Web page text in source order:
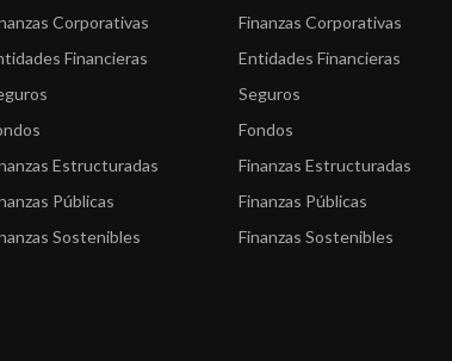
Corporativas
Financieras
Estructuradas
Públicas
Sostenibles
Finanzas Corporativas
Entidades Financieras
Seguros
Fondos
Finanzas Estructuradas
Finanzas Públicas
Finanzas Sostenibles